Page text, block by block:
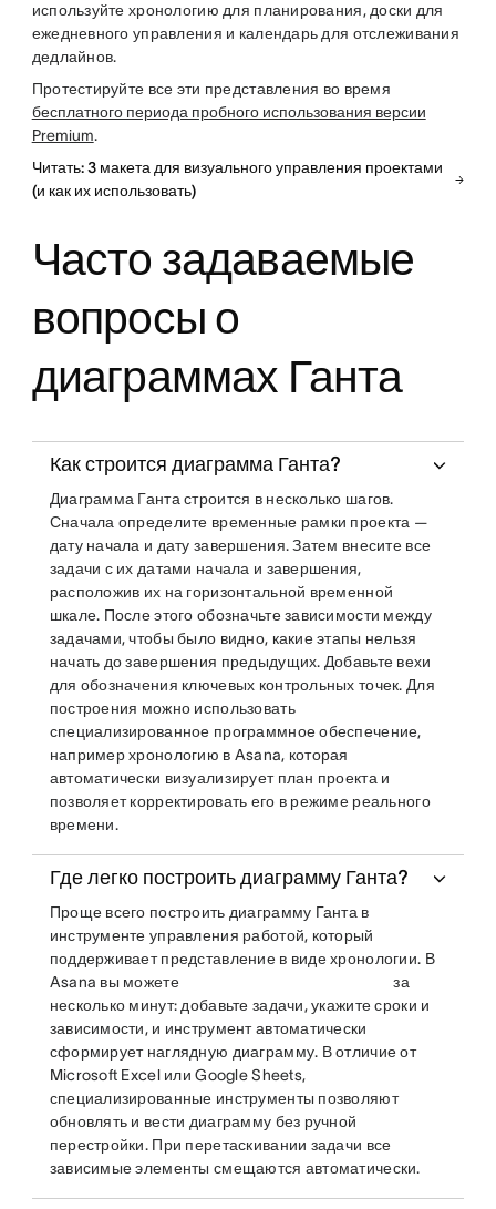
используйте хронологию для планирования, доски для
ежедневного управления и календарь для отслеживания
дедлайнов.
Протестируйте все эти представления во время
бесплатного периода пробного использования версии
Premium.
Читать: 3 макета для визуального управления проектами
(и как их использовать)
Часто задаваемые
вопросы о
диаграммах Ганта
Как строится диаграмма Ганта?
Диаграмма Ганта строится в несколько шагов.
Сначала определите временные рамки проекта —
дату начала и дату завершения. Затем внесите все
задачи с их датами начала и завершения,
расположив их на горизонтальной временной
шкале. После этого обозначьте зависимости между
задачами, чтобы было видно, какие этапы нельзя
начать до завершения предыдущих. Добавьте вехи
для обозначения ключевых контрольных точек. Для
построения можно использовать
специализированное программное обеспечение,
например хронологию в Asana, которая
автоматически визуализирует план проекта и
позволяет корректировать его в режиме реального
времени.
Где легко построить диаграмму Ганта?
Проще всего построить диаграмму Ганта в
инструменте управления работой, который
поддерживает представление в виде хронологии. В
Asana вы можете
за
несколько минут: добавьте задачи, укажите сроки и
зависимости, и инструмент автоматически
сформирует наглядную диаграмму. В отличие от
Microsoft Excel или Google Sheets,
специализированные инструменты позволяют
обновлять и вести диаграмму без ручной
перестройки. При перетаскивании задачи все
зависимые элементы смещаются автоматически.